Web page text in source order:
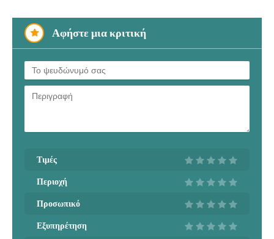
Αφήστε μια κριτική
Τιμές
Περιοχή
Προσωπικό
Εξυπηρέτηση